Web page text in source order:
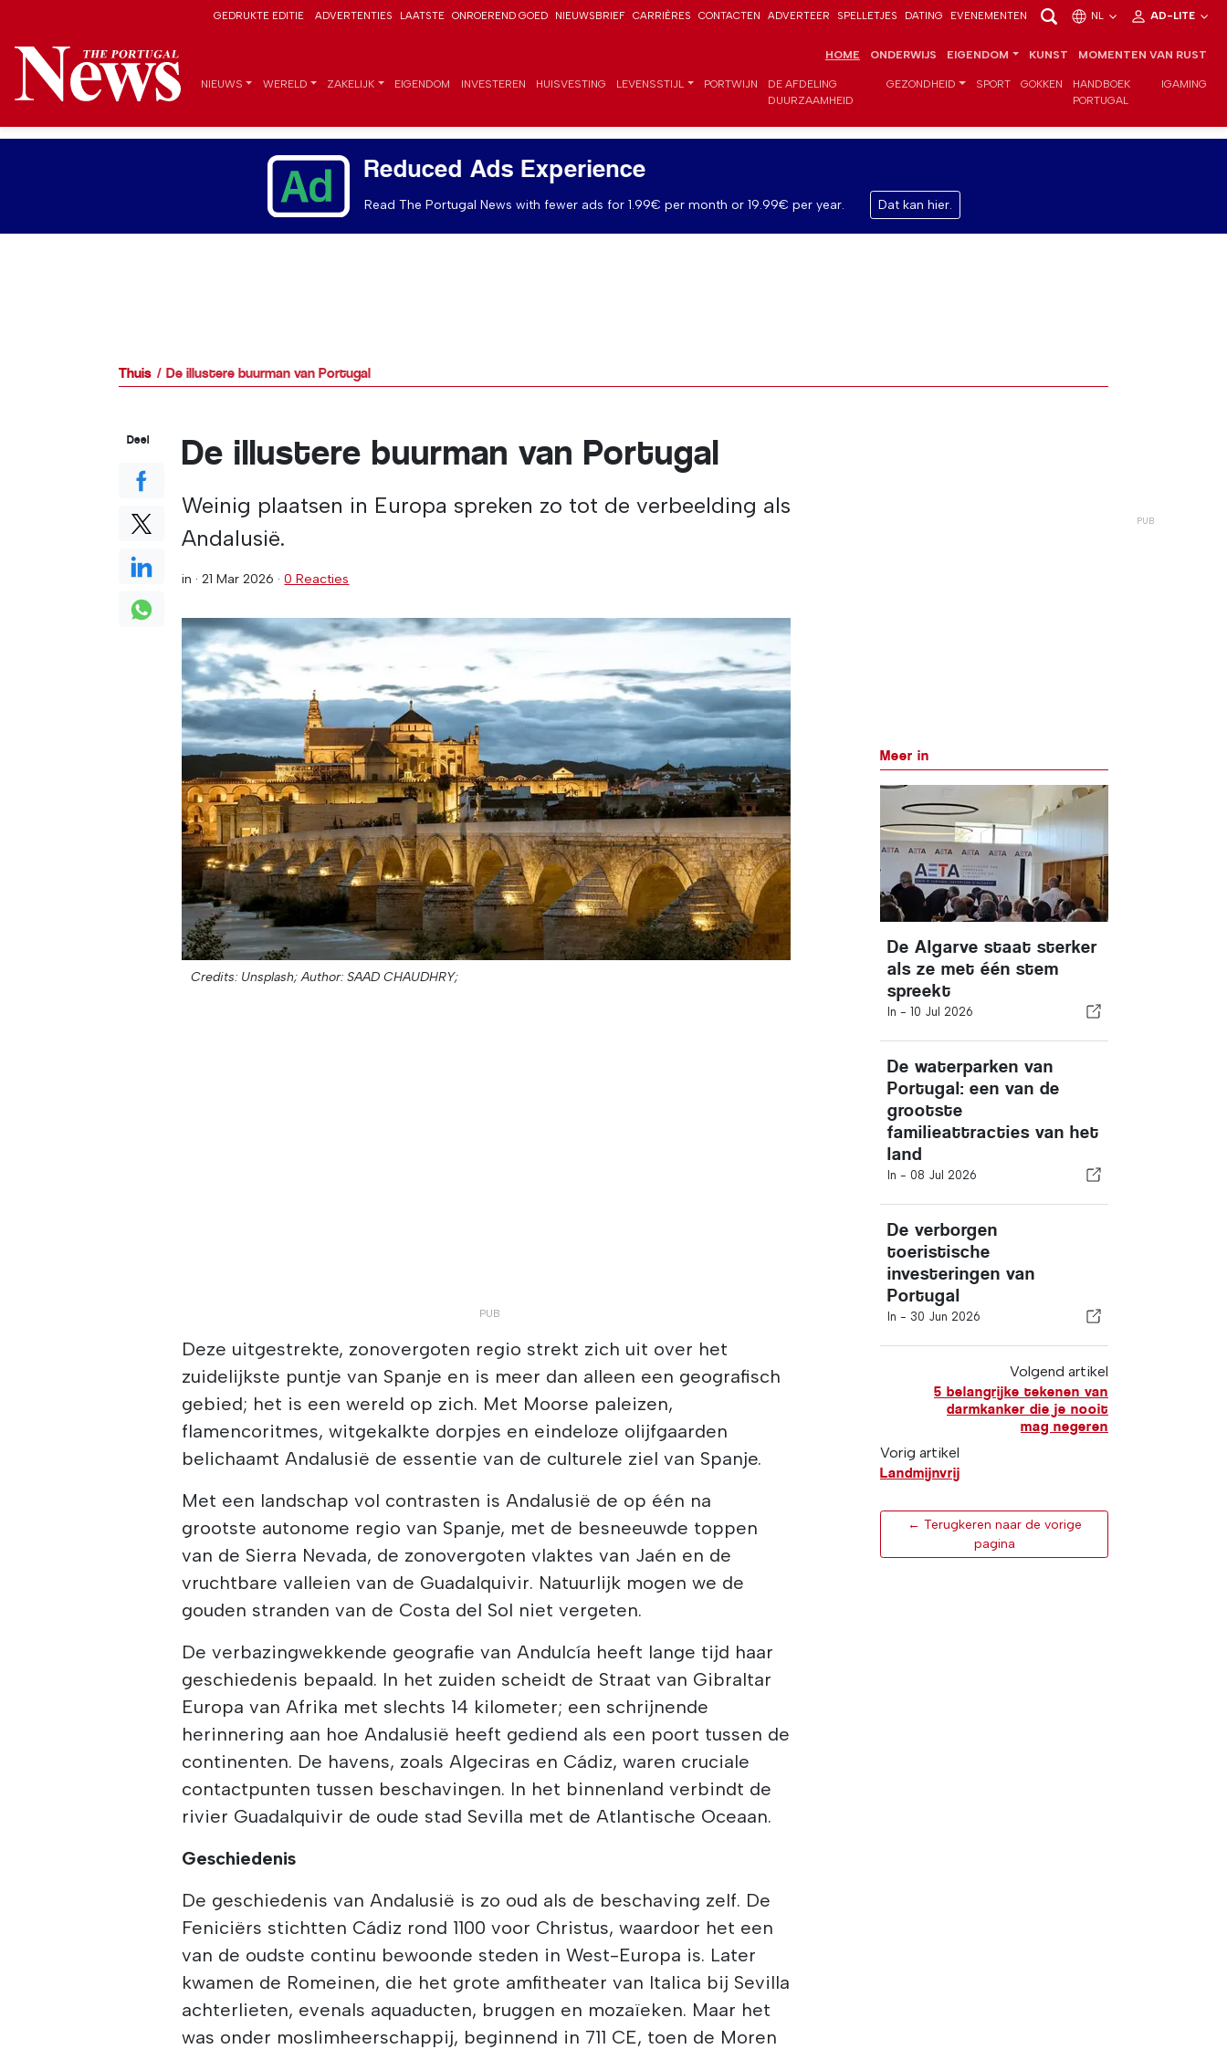
GEDRUKTE EDITIE ADVERTENTIES LAATSTE ONROEREND GOED NIEUWSBRIEF CARRIÈRES CONTACTEN ADVERTEER SPELLETJES DATING EVENEMENTEN NL AD-LITE
HOME ONDERWIJS EIGENDOM KUNST MOMENTEN VAN RUST
NIEUWS WERELD ZAKELIJK EIGENDOM INVESTEREN HUISVESTING LEVENSSTIJL PORTWIJN
DE AFDELING
DUURZAAMHEID
GEZONDHEID SPORT GOKKEN
HANDBOEK
PORTUGAL
IGAMING
Reduced Ads Experience
Read The Portugal News with fewer ads for 1.99€ per month or 19.99€ per year. Dat kan hier.
Thuis De illustere buurman van Portugal
De illustere buurman van Portugal
Weinig plaatsen in Europa spreken zo tot de verbeelding als
Andalusië.
in ·21 Mar 2026 ·0 Reacties
Credits: Unsplash; Author: SAAD CHAUDHRY;
Deze uitgestrekte, zonovergoten regio strekt zich uit over het
zuidelijkste puntje van Spanje en is meer dan alleen een geografisch
gebied; het is een wereld op zich. Met Moorse paleizen,
flamencoritmes, witgekalkte dorpjes en eindeloze olijfgaarden
belichaamt Andalusië de essentie van de culturele ziel van Spanje.
Met een landschap vol contrasten is Andalusië de op één na
grootste autonome regio van Spanje, met de besneeuwde toppen
van de Sierra Nevada, de zonovergoten vlaktes van Jaén en de
vruchtbare valleien van de Guadalquivir. Natuurlijk mogen we de
gouden stranden van de Costa del Sol niet vergeten.
De verbazingwekkende geografie van Andulcía heeft lange tijd haar
geschiedenis bepaald. In het zuiden scheidt de Straat van Gibraltar
Europa van Afrika met slechts 14 kilometer; een schrijnende
herinnering aan hoe Andalusië heeft gediend als een poort tussen de
continenten. De havens, zoals Algeciras en Cádiz, waren cruciale
contactpunten tussen beschavingen. In het binnenland verbindt de
rivier Guadalquivir de oude stad Sevilla met de Atlantische Oceaan.
Geschiedenis
De geschiedenis van Andalusië is zo oud als de beschaving zelf. De
Feniciërs stichtten Cádiz rond 1100 voor Christus, waardoor het een
van de oudste continu bewoonde steden in West-Europa is. Later
kwamen de Romeinen, die het grote amfitheater van Italica bij Sevilla
achterlieten, evenals aquaducten, bruggen en mozaïeken. Maar het
was onder moslimheerschappij, beginnend in 711 CE, toen de Moren
Deel
Meer in
De Algarve staat sterker
als ze met één stem
spreekt
In - 10 Jul 2026
De waterparken van
Portugal: een van de
grootste
familieattracties van het
land
In - 08 Jul 2026
De verborgen
toeristische
investeringen van
Portugal
In - 30 Jun 2026
Volgend artikel
5 belangrijke tekenen van
darmkanker die je nooit
mag negeren
Vorig artikel
Landmijnvrij
← Terugkeren naar de vorige
pagina